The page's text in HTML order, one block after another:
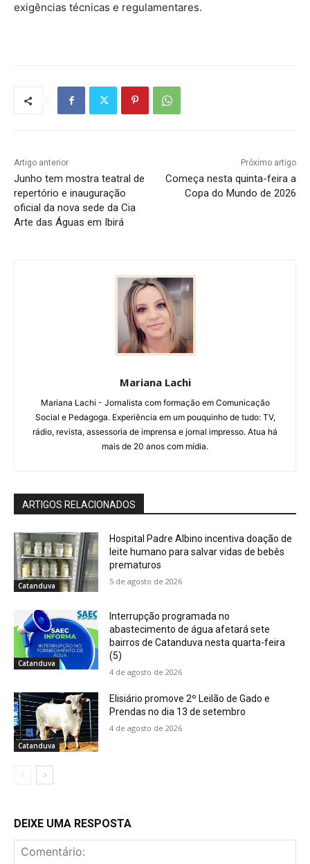
exigências técnicas e regulamentares.
Artigo anterior
Junho tem mostra teatral de
repertório e inauguração
oficial da nova sede da Cia
Arte das Águas em Ibirá
Próximo artigo
Começa nesta quinta-feira a
Copa do Mundo de 2026
Mariana Lachi
Mariana Lachi - Jornalista com formação em Comunicação
Social e Pedagoga. Experiência em um pouquinho de tudo: TV,
rádio, revista, assessoria de imprensa e jornal impresso. Atua há
mais de 20 anos com mídia.
ARTIGOS RELACIONADOS
Catanduva
Hospital Padre Albino incentiva doação de
leite humano para salvar vidas de bebês
prematuros
5 de agosto de 2026
Catanduva
Interrupção programada no
abastecimento de água afetará sete
bairros de Catanduva nesta quarta-feira
(5)
4 de agosto de 2026
Catanduva
Elisiário promove 2º Leilão de Gado e
Prendas no dia 13 de setembro
4 de agosto de 2026
DEIXE UMA RESPOSTA